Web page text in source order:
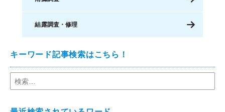
結露調査・修理
キーワード記事検索はこちら！